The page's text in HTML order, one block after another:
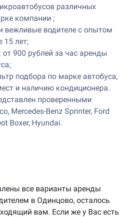
различных
компании ;
вежливые водителе с опытом
15 лет;
900 рублей за час аренды
подбора по марке автобуса,
и наличию кондиционера.
проверенными
Mercedes-Benz Sprinter, Ford
Boxer, Hyundai.
все варианты аренды
в Одинцово, осталось
вам. Если же у Вас есть